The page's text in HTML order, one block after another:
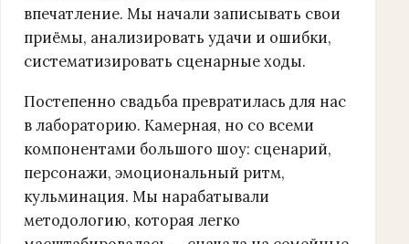
впечатление. Мы начали записывать свои
приёмы, анализировать удачи и ошибки,
систематизировать сценарные ходы.
Постепенно свадьба превратилась для нас
в лабораторию. Камерная, но со всеми
компонентами большого шоу: сценарий,
персонажи, эмоциональный ритм,
кульминация. Мы нарабатывали
методологию, которая легко